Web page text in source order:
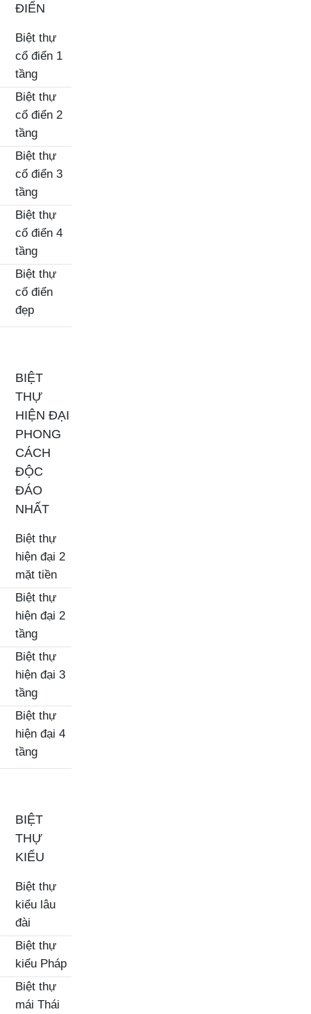
ĐIỂN
Biệt thự
cổ điển 1
tầng
Biệt thự
cổ điển 2
tầng
Biệt thự
cổ điển 3
tầng
Biệt thự
cổ điển 4
tầng
Biệt thự
cổ điển
đẹp
BIỆT
THỰ
HIỆN ĐẠI
PHONG
CÁCH
ĐỘC
ĐÁO
NHẤT
Biệt thự
hiện đại 2
mặt tiền
Biệt thự
hiện đại 2
tầng
Biệt thự
hiện đại 3
tầng
Biệt thự
hiện đại 4
tầng
BIỆT
THỰ
KIỂU
Biệt thự
kiểu lâu
đài
Biệt thự
kiểu Pháp
Biệt thự
mái Thái